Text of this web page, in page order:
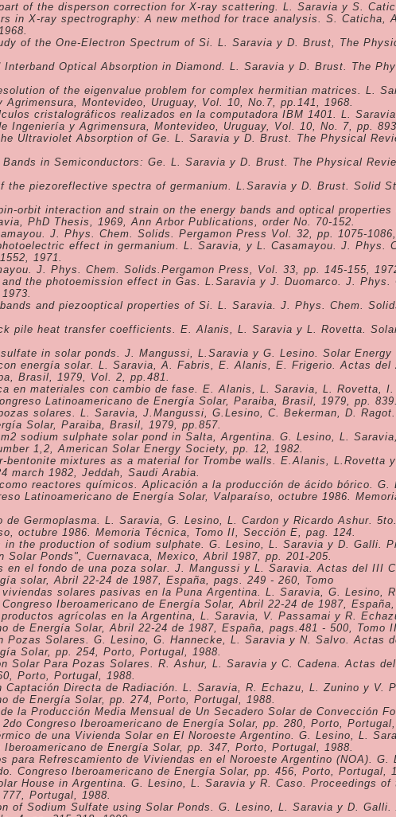
of the disperson correction for X-ray scattering. L. Saravia y S.
in X-ray spectrography: A new method for trace analysis. S. Caticha,
of the One-Electron Spectrum of Si. L. Saravia y D. Brust, The
Optical Absorption in Diamond. L. Saravia y D. Brust. The
of the eigenvalue problem for complex hermitian matrices. L.
Montevideo, Uruguay, Vol. 10, No.7, pp.141, 1968.
cristalográficos realizados en la computadora IBM 1401. L.
Ingeniería y Agrimensura, Montevideo, Uruguay, Vol. 10, No. 7, pp.
Ultraviolet Absorption of Ge. L. Saravia y D. Brust. The Physical
in Semiconductors: Ge. L. Saravia y D. Brust. The Physical
the piezoreflective spectra of germanium. L.Saravia y D. Brust. Solid
orbit interaction and strain on the energy bands and optical properties
PhD Thesis, 1969, Ann Arbor Publications, order No. 70-152.
J. Phys. Chem. Solids. Pergamon Press Vol. 32, pp. 1075-
effect in germanium. L. Saravia, y L. Casamayou. J. Phys.
1971.
J. Phys. Chem. Solids.Pergamon Press, Vol. 33, pp. 145-155,
the photoemission effect in Gas. L.Saravia y J. Duomarco. J. Phys.
and piezooptical properties of Si. L. Saravia. J. Phys. Chem.
pile heat transfer coefficients. E. Alanis, L. Saravia y L. Rovetta.
in solar ponds. J. Mangussi, L.Saravia y G. Lesino. Solar Energy
energía solar. L. Saravia, A. Fabris, E. Alanis, E. Frigerio. Actas del
Brasil, 1979, Vol. 2, pp.481.
en materiales con cambio de fase. E. Alanis, L. Saravia, L. Rovetta,
Latinoamericano de Energía Solar, Paraiba, Brasil, 1979, pp. 839.
solares. L. Saravia, J.Mangussi, G.Lesino, C. Bekerman, D.
Solar, Paraiba, Brasil, 1979, pp.857.
sodium sulphate solar pond in Salta, Argentina. G. Lesino, L.
1,2, American Solar Energy Society, pp. 12, 1982.
bentonite mixtures as a material for Trombe walls. E.Alanis, L.Rovetta
march 1982, Jeddah, Saudi Arabia.
reactores químicos. Aplicación a la producción de ácido bórico. G.
Latinoamericano de Energía Solar, Valparaíso, octubre 1986.
de Germoplasma. L. Saravia, G. Lesino, L. Cardon y Ricardo Ashur.
octubre 1986. Memoria Técnica, Tomo II, Sección E, pag. 124.
in the production of sodium sulphate. G. Lesino, L. Saravia y D. Galli.
Solar Ponds", Cuernavaca, Mexico, Abril 1987, pp. 201-205.
en el fondo de una poza solar. J. Mangussi y L. Saravia. Actas del III
solar, Abril 22-24 de 1987, España, pags. 249 - 260, Tomo
solares pasivas en la Puna Argentina. L. Saravia, G. Lesino,
Iberoamericano de Energía Solar, Abril 22-24 de 1987,
agrícolas en la Argentina, L. Saravia, V. Passamai y R.
de Energía Solar, Abril 22-24 de 1987, España, pags.481 - 500, Tomo
Pozas Solares. G. Lesino, G. Hannecke, L. Saravia y N. Salvo. Actas
Solar, pp. 254, Porto, Portugal, 1988.
Solar Para Pozas Solares. R. Ashur, L. Saravia y C. Cadena. Actas
Porto, Portugal, 1988.
Captación Directa de Radiación. L. Saravia, R. Echazu, L. Zunino y V.
de Energía Solar, pp. 274, Porto, Portugal, 1988.
la Producción Media Mensual de Un Secadero Solar de Convección
Congreso Iberoamericano de Energía Solar, pp. 280, Porto, Portugal,
de una Vivienda Solar en El Noroeste Argentino. G. Lesino, L.
de Energía Solar, pp. 347, Porto, Portugal, 1988.
para Refrescamiento de Viviendas en el Noroeste Argentino (NOA).
Congreso Iberoamericano de Energía Solar, pp. 456, Porto, Portugal,
House in Argentina. G. Lesino, L. Saravia y R. Caso. Proceedings of
Portugal, 1988.
of Sodium Sulfate using Solar Ponds. G. Lesino, L. Saravia y D. Galli.